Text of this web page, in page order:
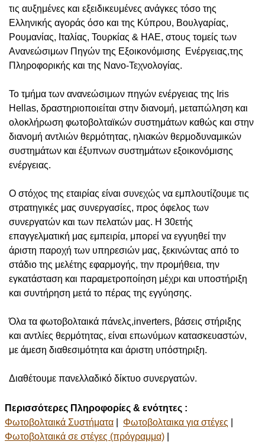
τις αυξημένες και εξειδικευμένες ανάγκες τόσο της
Ελληνικής αγοράς όσο και της Κύπρου, Βουλγαρίας,
Ρουμανίας, Ιταλίας, Τουρκίας & ΗΑΕ, στους τομείς των
Ανανεώσιμων Πηγών της Εξοικονόμισης Ενέργειας,της
Πληροφορικής και της Νανο-Τεχνολογίας.
Το τμήμα των ανανεώσιμων πηγών ενέργειας της Iris
Hellas, δραστηριοποιείται στην διανομή, μεταπώληση και
ολοκλήρωση φωτοβολταϊκών συστημάτων καθώς και στην
διανομή αντλιών θερμότητας, ηλιακών θερμοδυναμικών
συστημάτων και έξυπνων συστημάτων εξοικονόμισης
ενέργειας.
Ο στόχος της εταιρίας είναι συνεχώς να εμπλουτίζουμε τις
στρατηγικές μας συνεργασίες, προς όφελος των
συνεργατών και των πελατών μας. Η 30ετής
επαγγελματική μας εμπειρία, μπορεί να εγγυηθεί την
άριστη παροχή των υπηρεσιών μας, ξεκινώντας από το
στάδιο της μελέτης εφαρμογής, την προμήθεια, την
εγκατάσταση και παραμετροποίηση μέχρι και υποστήριξη
και συντήρηση μετά το πέρας της εγγύησης.
Όλα τα φωτοβολταικά πάνελς,inverters, βάσεις στήριξης
και αντλίες θερμότητας, είναι επωνύμων κατασκευαστών,
με άμεση διαθεσιμότητα και άριστη υπόστηριξη.
Διαθέτουμε πανελλαδικό δίκτυο συνεργατών.
Περισσότερες Πληροφορίες & ενότητες :
Φωτοβολταικά Συστήματα
Φωτοβολταικα για στέγες
Φωτοβολταικά σε στέγες (πρόγραμμα)